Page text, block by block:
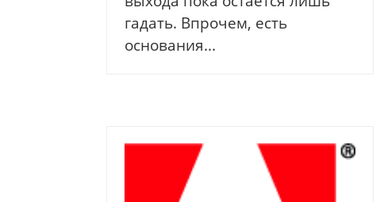
гадать. Впрочем, есть
основания...